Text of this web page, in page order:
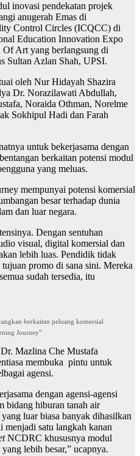
inovasi pendekatan projek
anugerah Emas di
Control Circles (ICQCC) di
Education Innovation Expo
Art yang berlangsung di
Sultan Azlan Shah, UPSI.
oleh Nur Hidayah Shazira
Dr. Norazilawati Abdullah,
Noraida Othman, Norelme
Sokhipul Hadi dan Farah
untuk bekerjasama dengan
berkaitan potensi modul
yang meluas.
mempunyai potensi komersial
besar terhadap dunia
dan luar negara.
Dengan sentuhan
visual, digital komersial dan
lebih luas. Pendidik tidak
promo di sana sini. Mereka
sudah tersedia, itu
berkaitan peluang komersial
Journey”
Mazlina Che Mustafa
membuka pintu untuk
agensi.
dengan agensi-agensi
bidang hiburan tanah air
luar biasa banyak dihasilkan
menjadi satu langkah kanan
NCDRC khususnya modul
lebih besar,” ucapnya.